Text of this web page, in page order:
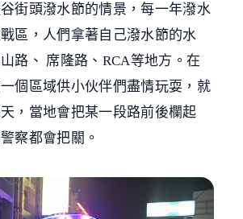
街頭潑水節的情景，每一年潑水
區，人們拿著自己潑水節的水
路、 席隆路、RCA等地方。在
個區域供小伙伴們盡情玩耍，就
，當地會把某一段路前後欄起
察都會把關。